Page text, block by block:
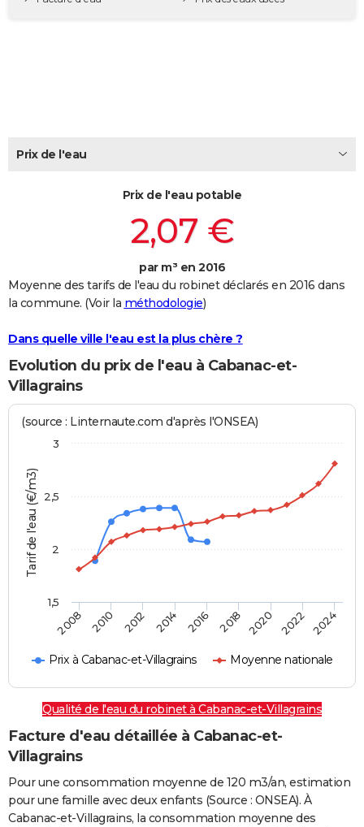
Carte de Noël
Carte Bonne année
Carte Saint-Valentin
Carte Pâques
Carte d'anniversaire
DICTIONNAIRE
FORUM
Prix de l'eau
Prix de l'eau potable
2,07 €
par m³ en 2016
Moyenne des tarifs de l'eau du robinet déclarés en 2016 dans
la commune. (Voir la méthodologie)
Dans quelle ville l'eau est la plus chère ?
Evolution du prix de l'eau à Cabanac-et-
Villagrains
Tarif de l'eau (€/m3)
(source : Linternaute.com d'après l'ONSEA)
Prix à Cabanac-et-Villagrains Moyenne nationale
2008 2010 2012 2014 2016 2018 2020 2022 2024
2
2,5
3
1,5
Qualité de l'eau du robinet à Cabanac-et-Villagrains
Facture d'eau détaillée à Cabanac-et-
Villagrains
Pour une consommation moyenne de 120 m3/an, estimation
pour une famille avec deux enfants (Source : ONSEA). À
Cabanac-et-Villagrains, la consommation moyenne des